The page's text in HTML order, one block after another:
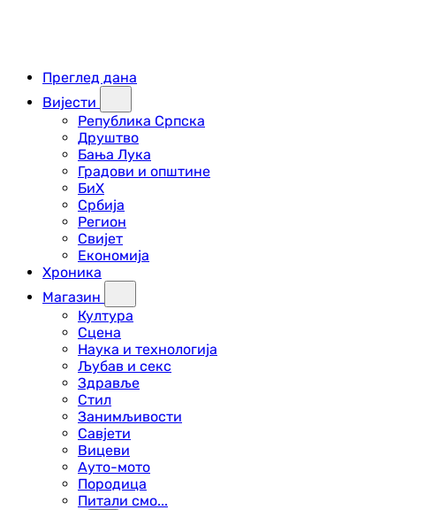
Преглед дана
Вијести
Република Српска
Друштво
Бања Лука
Градови и општине
БиХ
Србија
Регион
Свијет
Економија
Хроника
Магазин
Култура
Сцена
Наука и технологија
Љубав и секс
Здравље
Стил
Занимљивости
Савјети
Вицеви
Ауто-мото
Породица
Питали смо...